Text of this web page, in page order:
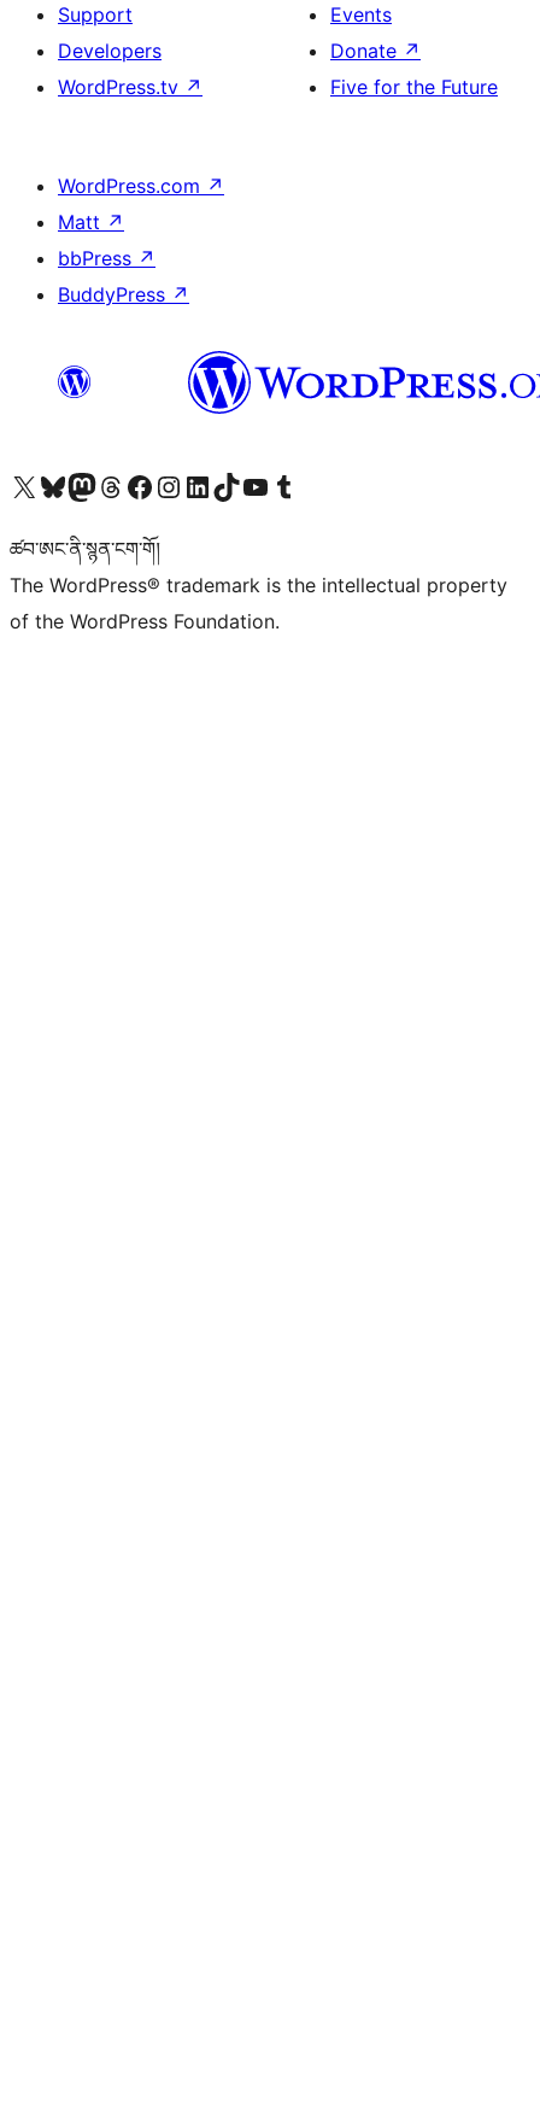
Support
Developers
WordPress.tv ↗
Events
Donate ↗
Five for the Future
WordPress.com ↗
Matt ↗
bbPress ↗
BuddyPress ↗
Visit our X (formerly Twitter) account
Visit our Bluesky account
Visit our Mastodon account
Visit our Threads account
Visit our Facebook page
Visit our Instagram account
Visit our LinkedIn account
Visit our TikTok account
Visit our YouTube channel
Visit our Tumblr account
ཚབ་ཨང་ནི་སྙན་ངག་གོ།
The WordPress® trademark is the intellectual property
of the WordPress Foundation.